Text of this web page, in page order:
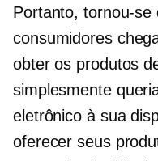
Portanto, tornou-se
consumidores
obter os produtos
simplesmente
eletrônico à sua
oferecer seus